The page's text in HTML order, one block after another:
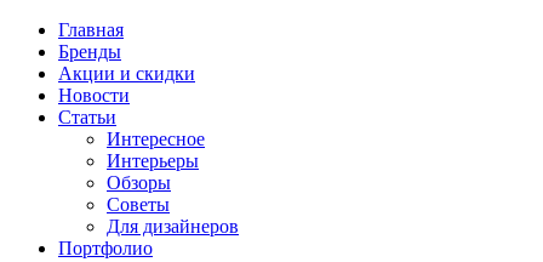
Главная
Бренды
Акции и скидки
Новости
Статьи
Интересное
Интерьеры
Обзоры
Советы
Для дизайнеров
Портфолио